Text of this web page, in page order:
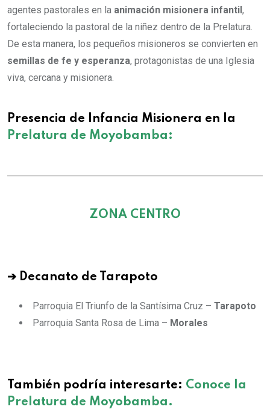
agentes pastorales en la animación misionera infantil,
fortaleciendo la pastoral de la niñez dentro de la Prelatura.
De esta manera, los pequeños misioneros se convierten en
semillas de fe y esperanza, protagonistas de una Iglesia
viva, cercana y misionera.
Presencia de Infancia Misionera en la
Prelatura de Moyobamba:
ZONA CENTRO
➔ Decanato de Tarapoto
Parroquia El Triunfo de la Santísima Cruz – Tarapoto
Parroquia Santa Rosa de Lima – Morales
También podría interesarte: Conoce la
Prelatura de Moyobamba.